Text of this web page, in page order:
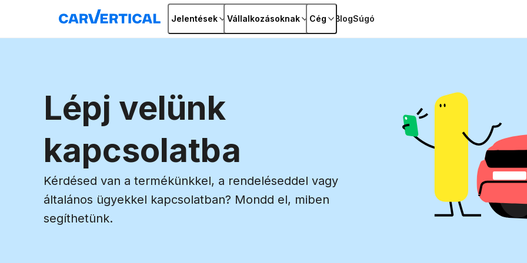
Jelentések Vállalkozásoknak Cég BlogSúgó
Lépj velünk
kapcsolatba
Kérdésed van a termékünkkel, a rendeléseddel vagy
általános ügyekkel kapcsolatban? Mondd el, miben
segíthetünk.